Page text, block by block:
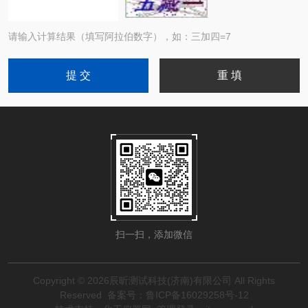
请输入计算结果（填写阿拉伯数字），如：三加四=7
扫一扫，添加微信
Copyright © 2026辰昕测试科技(济南)有限公司 All Rights
Reserved
备案号：鲁ICP备16029258号-12